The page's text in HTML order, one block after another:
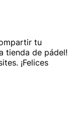
tu
tienda de pádel!
¡Felices